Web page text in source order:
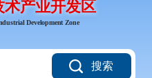
术产业开发区
Development Zone
搜索